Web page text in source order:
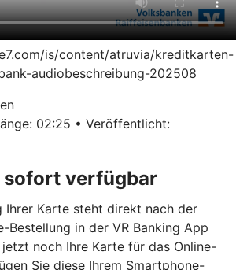
is/content/atruvia/kreditkarten-
audiobeschreibung-202508
02:25 • Veröffentlicht:
sofort verfügbar
Ihrer Karte steht direkt nach der
Bestellung in der VR Banking App
noch Ihre Karte für das Online-
Sie diese Ihrem Smartphone-